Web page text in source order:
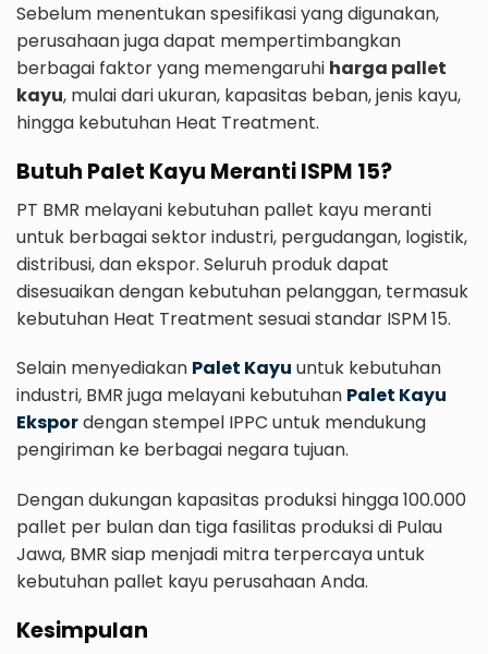
Sebelum menentukan spesifikasi yang digunakan,
perusahaan juga dapat mempertimbangkan
berbagai faktor yang memengaruhi harga pallet
kayu, mulai dari ukuran, kapasitas beban, jenis kayu,
hingga kebutuhan Heat Treatment.
Butuh Palet Kayu Meranti ISPM 15?
PT BMR melayani kebutuhan pallet kayu meranti
untuk berbagai sektor industri, pergudangan, logistik,
distribusi, dan ekspor. Seluruh produk dapat
disesuaikan dengan kebutuhan pelanggan, termasuk
kebutuhan Heat Treatment sesuai standar ISPM 15.
Selain menyediakan Palet Kayu untuk kebutuhan
industri, BMR juga melayani kebutuhan Palet Kayu
Ekspordengan stempel IPPC untuk mendukung
pengiriman ke berbagai negara tujuan.
Dengan dukungan kapasitas produksi hingga 100.000
pallet per bulan dan tiga fasilitas produksi di Pulau
Jawa, BMR siap menjadi mitra terpercaya untuk
kebutuhan pallet kayu perusahaan Anda.
Kesimpulan